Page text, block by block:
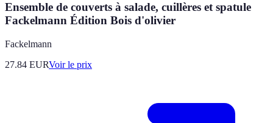
Ensemble de couverts à salade, cuillères et spatule
Fackelmann Édition Bois d'olivier
Fackelmann
27.84 EURVoir le prix